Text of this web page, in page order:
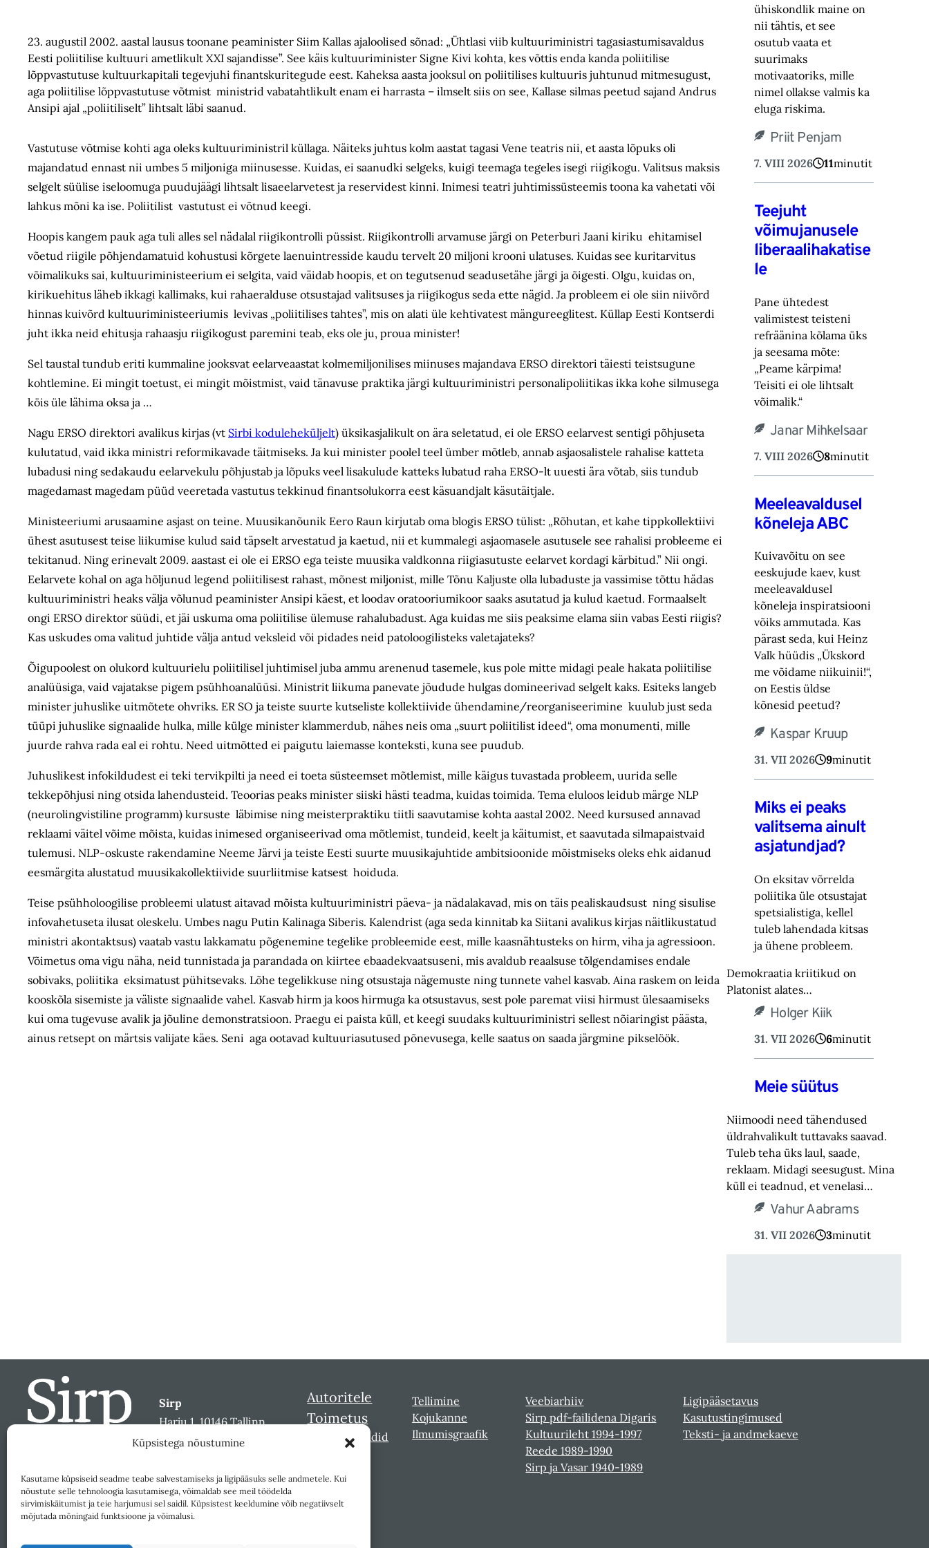
Küpsistega nõustumine
Kasutame küpsiseid seadme teabe salvestamiseks ja ligipääsuks selle andmetele. Kui
nõustute selle tehnoloogia kasutamisega, võimaldab see meil töödelda
sirvimiskäitumist ja teie harjumusi sel saidil. Küpsistest keeldumine võib negatiivselt
mõjutada mõningaid funktsioone ja võimalusi.
23. augustil 2002. aastal lausus toonane peaminister Siim Kallas ajaloolised sõnad: „Ühtlasi viib kultuuriministri tagasiastumisavaldus
Eesti poliitilise kultuuri ametlikult XXI sajandisse”. See käis kultuuriminister Signe Kivi kohta, kes võttis enda kanda poliitilise
lõppvastutuse kultuurkapitali tegevjuhi finantskuritegude eest. Kaheksa aasta jooksul on poliitilises kultuuris juhtunud mitmesugust,
aga poliitilise lõppvastutuse võtmist ministrid vabatahtlikult enam ei harrasta – ilmselt siis on see, Kallase silmas peetud sajand Andrus
Ansipi ajal „poliitiliselt” lihtsalt läbi saanud.
Vastutuse võtmise kohti aga oleks kultuuriministril küllaga. Näiteks juhtus kolm aastat tagasi Vene teatris nii, et aasta lõpuks oli
majandatud ennast nii umbes 5 miljoniga miinusesse. Kuidas, ei saanudki selgeks, kuigi teemaga tegeles isegi riigikogu. Valitsus maksis
selgelt süülise iseloomuga puudujäägi lihtsalt lisaeelarvetest ja reservidest kinni. Inimesi teatri juhtimissüsteemis toona ka vahetati või
lahkus mõni ka ise. Poliitilist vastutust ei võtnud keegi.
Hoopis kangem pauk aga tuli alles sel nädalal riigikontrolli püssist. Riigikontrolli arvamuse järgi on Peterburi Jaani kiriku ehitamisel
võetud riigile põhjendamatuid kohustusi kõrgete laenuintresside kaudu tervelt 20 miljoni krooni ulatuses. Kuidas see kuritarvitus
võimalikuks sai, kultuuriministeerium ei selgita, vaid väidab hoopis, et on tegutsenud seadusetähe järgi ja õigesti. Olgu, kuidas on,
kirikuehitus läheb ikkagi kallimaks, kui rahaeralduse otsustajad valitsuses ja riigikogus seda ette nägid. Ja probleem ei ole siin niivõrd
hinnas kuivõrd kultuuriministeeriumis levivas „poliitilises tahtes”, mis on alati üle kehtivatest mängureeglitest. Küllap Eesti Kontserdi
juht ikka neid ehitusja rahaasju riigikogust paremini teab, eks ole ju, proua minister!
Sel taustal tundub eriti kummaline jooksvat eelarveaastat kolmemiljonilises miinuses majandava ERSO direktori täiesti teistsugune
kohtlemine. Ei mingit toetust, ei mingit mõistmist, vaid tänavuse praktika järgi kultuuriministri personalipoliitikas ikka kohe silmusega
köis üle lähima oksa ja …
Nagu ERSO direktori avalikus kirjas (vt Sirbi koduleheküljelt) üksikasjalikult on ära seletatud, ei ole ERSO eelarvest sentigi põhjuseta
kulutatud, vaid ikka ministri reformikavade täitmiseks. Ja kui minister poolel teel ümber mõtleb, annab asjaosalistele rahalise katteta
lubadusi ning sedakaudu eelarvekulu põhjustab ja lõpuks veel lisakulude katteks lubatud raha ERSO-lt uuesti ära võtab, siis tundub
magedamast magedam püüd veeretada vastutus tekkinud finantsolukorra eest käsuandjalt käsutäitjale.
Ministeeriumi arusaamine asjast on teine. Muusikanõunik Eero Raun kirjutab oma blogis ERSO tülist: „Rõhutan, et kahe tippkollektiivi
ühest asutusest teise liikumise kulud said täpselt arvestatud ja kaetud, nii et kummalegi asjaomasele asutusele see rahalisi probleeme ei
tekitanud. Ning erinevalt 2009. aastast ei ole ei ERSO ega teiste muusika valdkonna riigiasutuste eelarvet kordagi kärbitud.” Nii ongi.
Eelarvete kohal on aga hõljunud legend poliitilisest rahast, mõnest miljonist, mille Tõnu Kaljuste olla lubaduste ja vassimise tõttu hädas
kultuuriministri heaks välja võlunud peaminister Ansipi käest, et loodav oratooriumikoor saaks asutatud ja kulud kaetud. Formaalselt
ongi ERSO direktor süüdi, et jäi uskuma oma poliitilise ülemuse rahalubadust. Aga kuidas me siis peaksime elama siin vabas Eesti riigis?
Kas uskudes oma valitud juhtide välja antud veksleid või pidades neid patoloogilisteks valetajateks?
Õigupoolest on olukord kultuurielu poliitilisel juhtimisel juba ammu arenenud tasemele, kus pole mitte midagi peale hakata poliitilise
analüüsiga, vaid vajatakse pigem psühhoanalüüsi. Ministrit liikuma panevate jõudude hulgas domineerivad selgelt kaks. Esiteks langeb
minister juhuslike uitmõtete ohvriks. ER SO ja teiste suurte kutseliste kollektiivide ühendamine/reorganiseerimine kuulub just seda
tüüpi juhuslike signaalide hulka, mille külge minister klammerdub, nähes neis oma „suurt poliitilist ideed“, oma monumenti, mille
juurde rahva rada eal ei rohtu. Need uitmõtted ei paigutu laiemasse konteksti, kuna see puudub.
Juhuslikest infokildudest ei teki tervikpilti ja need ei toeta süsteemset mõtlemist, mille käigus tuvastada probleem, uurida selle
tekkepõhjusi ning otsida lahendusteid. Teoorias peaks minister siiski hästi teadma, kuidas toimida. Tema eluloos leidub märge NLP
(neurolingvistiline programm) kursuste läbimise ning meisterpraktiku tiitli saavutamise kohta aastal 2002. Need kursused annavad
reklaami väitel võime mõista, kuidas inimesed organiseerivad oma mõtlemist, tundeid, keelt ja käitumist, et saavutada silmapaistvaid
tulemusi. NLP-oskuste rakendamine Neeme Järvi ja teiste Eesti suurte muusikajuhtide ambitsioonide mõistmiseks oleks ehk aidanud
eesmärgita alustatud muusikakollektiivide suurliitmise katsest hoiduda.
Teise psühholoogilise probleemi ulatust aitavad mõista kultuuriministri päeva- ja nädalakavad, mis on täis pealiskaudsust ning sisulise
infovahetuseta ilusat oleskelu. Umbes nagu Putin Kalinaga Siberis. Kalendrist (aga seda kinnitab ka Siitani avalikus kirjas näitlikustatud
ministri akontaktsus) vaatab vastu lakkamatu põgenemine tegelike probleemide eest, mille kaasnähtusteks on hirm, viha ja agressioon.
Võimetus oma vigu näha, neid tunnistada ja parandada on kiirtee ebaadekvaatsuseni, mis avaldub reaalsuse tõlgendamises endale
sobivaks, poliitika eksimatust pühitsevaks. Lõhe tegelikkuse ning otsustaja nägemuste ning tunnete vahel kasvab. Aina raskem on leida
kooskõla sisemiste ja väliste signaalide vahel. Kasvab hirm ja koos hirmuga ka otsustavus, sest pole paremat viisi hirmust ülesaamiseks
kui oma tugevuse avalik ja jõuline demonstratsioon. Praegu ei paista küll, et keegi suudaks kultuuriministri sellest nõiaringist päästa,
ainus retsept on märtsis valijate käes. Seni aga ootavad kultuuriasutused põnevusega, kelle saatus on saada järgmine pikselöök.
ühiskondlik maine on
nii tähtis, et see
osutub vaata et
suurimaks
motivaatoriks, ‎mille
nimel ollakse valmis ka
eluga riskima.‎
Priit Penjam
7. VIII 2026 11minutit
Teejuht
võimujanusele
liberaalihakatise
le
Pane ühtedest
valimistest teisteni
refräänina kõlama üks
ja seesama mõte:
„Peame kärpima!
‎Teisiti ei ole lihtsalt
võimalik.“‎
Janar Mihkelsaar
7. VIII 2026 8minutit
Meeleavaldusel
kõneleja ABC
Kuivavõitu on see
eeskujude kaev, kust
meeleavaldusel
kõneleja inspiratsiooni
võiks ammutada. Kas
pärast seda, kui Heinz
Valk hüüdis „Ükskord
me võidame niikuinii!“,
on Eestis üldse
kõnesid peetud?
Kaspar Kruup
31. VII 2026 9minutit
Miks ei peaks
valitsema ainult
asjatundjad?
On eksitav võrrelda
poliitika üle otsustajat
spetsialistiga, kellel
tuleb lahendada kitsas
ja ühene probleem.
Demokraatia kriitikud on
Platonist alates…
Holger Kiik
31. VII 2026 6minutit
Meie süütus
Niimoodi need tähendused
üldrahvalikult tuttavaks saavad.
Tuleb teha üks laul, saade,
reklaam. Midagi seesugust. Mina
küll ei teadnud, et venelasi…
Vahur Aabrams
31. VII 2026 3minutit
Sirp
Harju 1, 10146 Tallinn
sirp@sirp.ee
Toeta
Autoritele
Toimetus
Sirbi laureaadid
Tellimine
Kojukanne
Ilmumisgraafik
Veebiarhiiv
Sirp pdf-failidena Digaris
Kultuurileht 1994-1997
Reede 1989-1990
Sirp ja Vasar 1940-1989
Ligipääsetavus
Kasutustingimused
Teksti- ja andmekaeve